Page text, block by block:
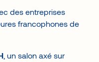
des entreprises
francophones de
, un salon axé sur